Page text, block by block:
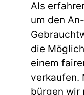
Als
um den
die
einem
verkaufen.
bürgen wir